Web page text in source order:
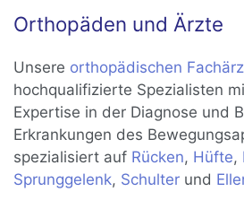
Orthopäden und Ärzte
Unsere orthopädischen
hochqualifizierte Spezialisten
Expertise in der Diagnose und
Erkrankungen des
spezialisiert auf Rücken, Hüfte,
Sprunggelenk, Schulter und